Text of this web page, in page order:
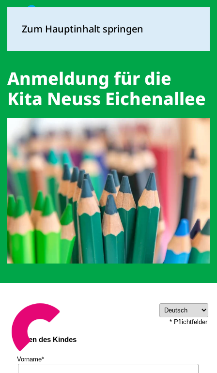
Zum Hauptinhalt springen
Anmeldung für die
Kita Neuss Eichenallee